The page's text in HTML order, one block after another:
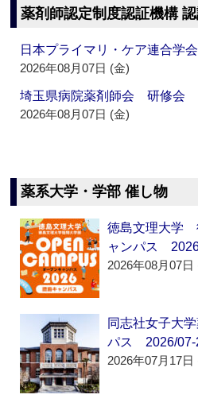
薬剤師認定制度認証機構
日本プライマリ・ケア連合
2026年08月07日 (金)
埼玉県病院薬剤師会 研修会
2026年08月07日 (金)
薬系大学・学部 催し物
徳島文理大学
ャンパス
2026年08月07日
同志社女子大
パス 2026/07-
2026年07月17日